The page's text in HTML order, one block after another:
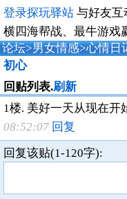
登录探玩驿站 与好友互
横四海帮战、最牛游戏
论坛>男女情感>心情日
初心
回贴列表.刷新
1楼. 美好一天从现在开
08:52:07 回复
回复该贴(1-120字):